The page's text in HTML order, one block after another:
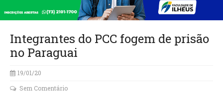
Integrantes do PCC fogem de prisão
no Paraguai
19/01/20
Sem Comentário